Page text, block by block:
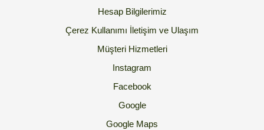
Hesap Bilgilerimiz
Çerez Kullanımı İletişim ve Ulaşım
Müşteri Hizmetleri
Instagram
Facebook
Google
Google Maps